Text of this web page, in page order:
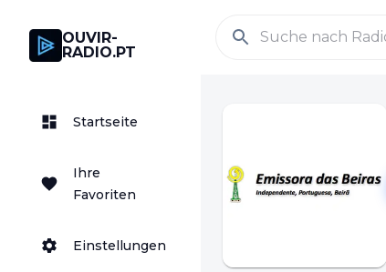
OUVIR-
RADIO.PT
Startseite
Ihre
Favoriten
Einstellungen